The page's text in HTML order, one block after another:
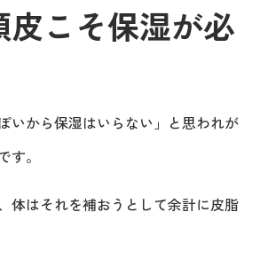
皮こそ保湿が必
いから保湿はいらない」と思われが
す。
体はそれを補おうとして余計に皮脂